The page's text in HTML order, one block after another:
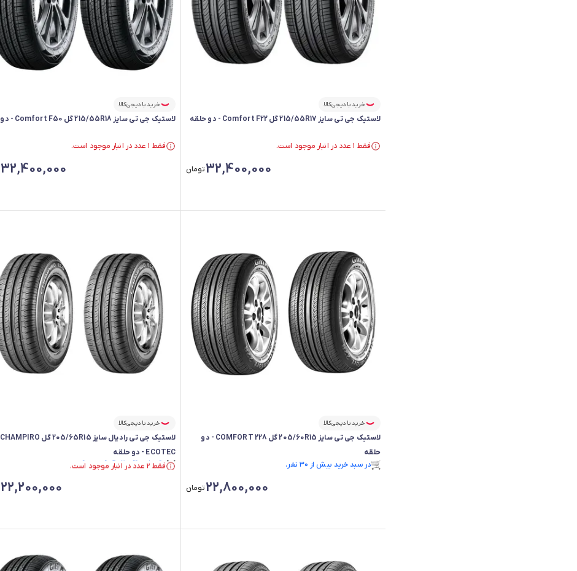
خرید با دیجی‌کالا
لاستیک جی تی سایز 215/55R17 گل Comfort F22 - دو حلقه
فقط ۱ عدد در انبار موجود است.
32,400,000تومان
خرید با دیجی‌کالا
لاستیک جی تی سایز 215/55R18 گل Comfort F50 - دو حلقه
فقط ۱ عدد در انبار موجود است.
32,400,000
خرید با دیجی‌کالا
لاستیک جی تی سایز 205/60R15 گل COMFORT 228 - دو
حلقه
در سبد خرید بیش از ۳۰ نفر.
22,800,000تومان
خرید با دیجی‌کالا
لاستیک جی تی رادیال سایز 205/65R15 گل CHAMPIRO
ECOTEC - دو حلقه
فقط ۲ عدد در انبار موجود است.
22,200,000